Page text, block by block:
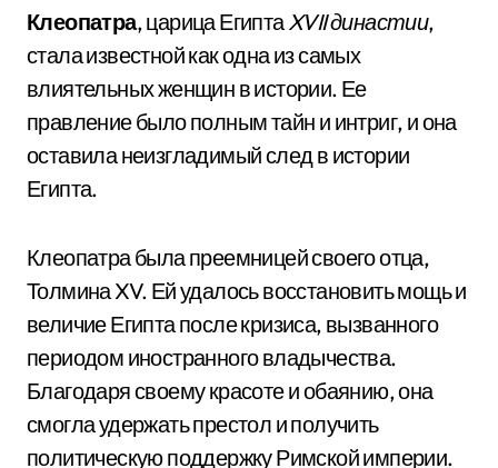
Клеопатра, царица ЕгиптаXVII династии,
стала известной как одна из самых
влиятельных женщин в истории. Ее
правление было полным тайн и интриг, и она
оставила неизгладимый след в истории
Египта.
Клеопатра была преемницей своего отца,
Толмина XV. Ей удалось восстановить мощь и
величие Египта после кризиса, вызванного
периодом иностранного владычества.
Благодаря своему красоте и обаянию, она
смогла удержать престол и получить
политическую поддержку Римской империи.